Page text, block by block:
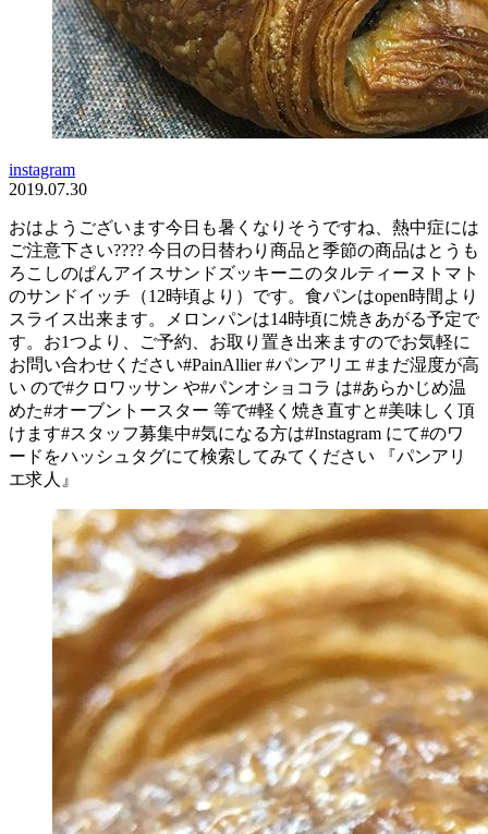
instagram
2019.07.30
おはようございます今日も暑くなりそうですね、熱中症には
ご注意下さい???? 今日の日替わり商品と季節の商品はとうも
ろこしのぱんアイスサンドズッキーニのタルティーヌトマト
のサンドイッチ（12時頃より）です。食パンはopen時間より
スライス出来ます。メロンパンは14時頃に焼きあがる予定で
す。お1つより、ご予約、お取り置き出来ますのでお気軽に
お問い合わせください#PainAllier #パンアリエ #まだ湿度が高
い ので#クロワッサン や#パンオショコラ は#あらかじめ温
めた#オーブントースター 等で#軽く焼き直すと#美味しく頂
けます#スタッフ募集中#気になる方は#Instagram にて#︎のワ
ードをハッシュタグにて検索してみてください 『パンアリ
エ求人』